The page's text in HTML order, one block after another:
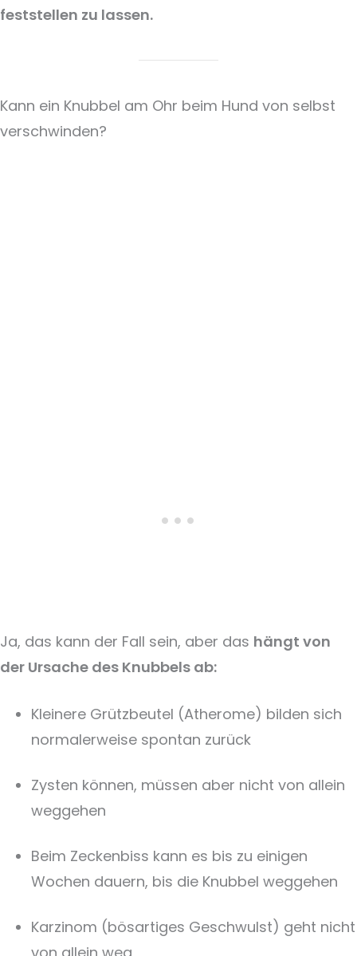
feststellen zu lassen.
Kann ein Knubbel am Ohr beim Hund von selbst
verschwinden?
Ja, das kann der Fall sein, aber das hängt von
der Ursache des Knubbels ab:
Kleinere Grützbeutel (Atherome) bilden sich
normalerweise spontan zurück
Zysten können, müssen aber nicht von allein
weggehen
Beim Zeckenbiss kann es bis zu einigen
Wochen dauern, bis die Knubbel weggehen
Karzinom (bösartiges Geschwulst) geht nicht